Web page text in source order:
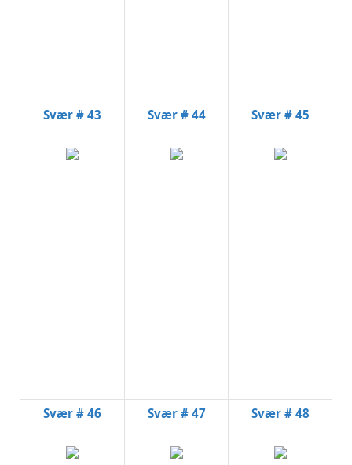
Svær # 43 Svær # 44 Svær # 45
Svær # 46 Svær # 47 Svær # 48